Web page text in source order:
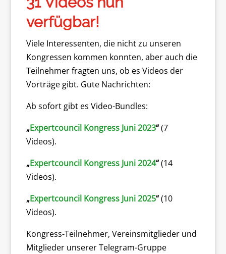
verfügbar!
Viele Interessenten, die nicht zu unseren
Kongressen kommen konnten, aber auch die
Teilnehmer fragten uns, ob es Videos der
Vorträge gibt. Gute Nachrichten:
Ab sofort gibt es Video-Bundles:
„Expertcouncil Kongress Juni 2023“(7
Videos).
„Expertcouncil Kongress Juni 2024“(14
Videos).
„Expertcouncil Kongress Juni 2025“(10
Videos).
Kongress-Teilnehmer, Vereinsmitglieder und
Mitglieder unserer Telegram-Gruppe